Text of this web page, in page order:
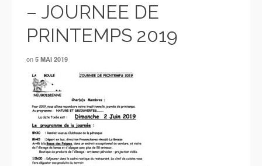
– JOURNEE DE
PRINTEMPS 2019
on 5 MAI 2019